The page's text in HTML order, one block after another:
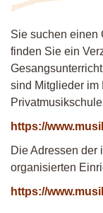
Sie suchen einen
finden Sie ein
sind Mitglieder im
https://
Die Adressen der
organisierten
https://